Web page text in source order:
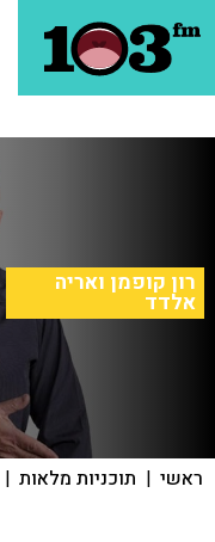
רון קופמן ואריה
אלדד
ראשי | תוכניות מלאות |